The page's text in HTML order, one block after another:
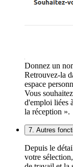
Donnez un
Retrouvez-la
espace
Vous
d'emploi liées
la réception ».
7. Autres
Depuis le
votre